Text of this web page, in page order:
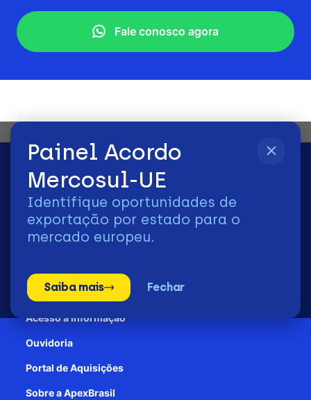
Fale conosco agora
Painel Acordo
Mercosul-UE
Identifique oportunidades de
exportação por estado para o
mercado europeu.
Saiba mais Fechar
2026 | © Todos os Direitos Reservados - ApexBrasil
Patrocínio
Acesso à informação
Ouvidoria
Portal de Aquisições
Sobre a ApexBrasil